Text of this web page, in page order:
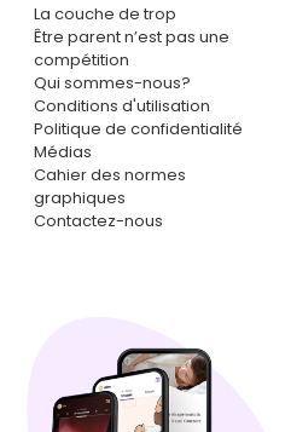
La couche de trop
Être parent n’est pas une
compétition
Qui sommes-nous?
Conditions d'utilisation
Politique de confidentialité
Médias
Cahier des normes
graphiques
Contactez-nous